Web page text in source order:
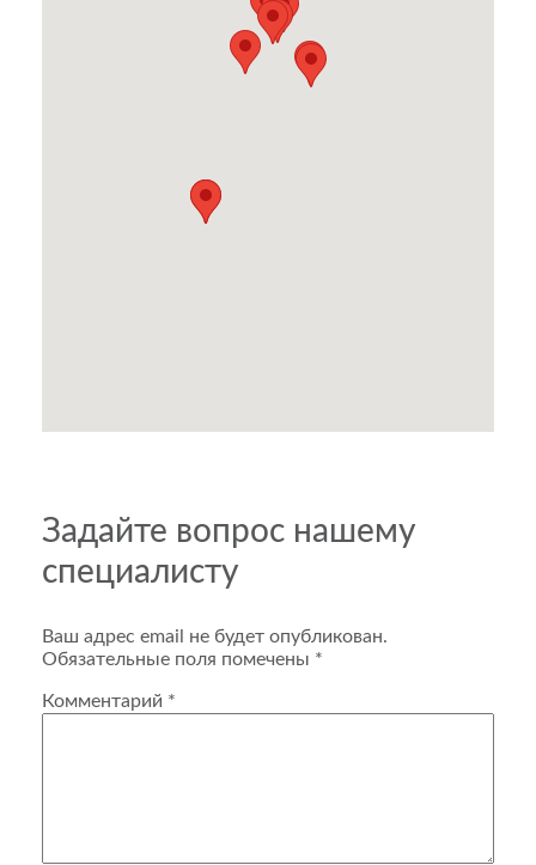
Задайте вопрос нашему
специалисту
Ваш адрес email не будет опубликован.
Обязательные поля помечены *
Комментарий *